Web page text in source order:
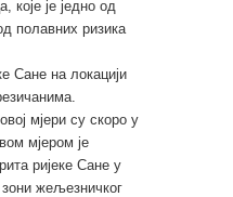
које је једно од
полавних ризика
Сане на локацији
мјери су скоро у
мјером је
ријеке Сане у
жељезничког